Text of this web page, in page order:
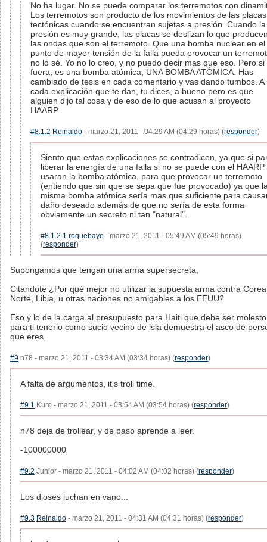
No ha lugar. No se puede comparar los terremotos con
Los terremotos son producto de los movimientos de las placas
tectónicas cuando se encuentran sujetas a presión. Cuando la
presión es muy grande, las placas se deslizan lo que
las ondas que son el terremoto. Que una bomba nuclear en el
punto de mayor tensión de la falla pueda provocar un
no lo sé. Yo no lo creo, y no puedo decir mas que eso. Pero si
fuera, es una bomba atómica, UNA BOMBA ATÓMICA. Has
cambiado de tesis en cada comentario y vas dando tumbos. A
cada explicación que te dan, tu dices, a bueno pero es que
alguien dijo tal cosa y de eso de lo que acusan al proyecto
HAARP.
#8.1.2 Reinaldo - marzo 21, 2011 - 04:29 AM (04:29 horas) (responder)
Siento que estas explicaciones se contradicen, ya que si
liberar la energía de una falla si no se puede con el HAARP
usaran la bomba atómica, para que provocar un terremoto
(entiendo que sin que se sepa que fue provocado) ya que
misma bomba atómica sería mas que suficiente para
daño deseado además de que no sería de esta forma
obviamente un secreto ni tan "natural".
#8.1.2.1 roquebaye - marzo 21, 2011 - 05:49 AM (05:49 horas)
(responder)
Supongamos que tengan una arma supersecreta,
Citandote ¿Por qué mejor no utilizar la supuesta arma contra
Norte, Libia, u otras naciones no amigables a los EEUU?
Eso y lo de la carga al presupuesto para Haiti que debe ser molesto
para ti tenerlo como sucio vecino de isla demuestra el asco de
que eres.
#9 n78 - marzo 21, 2011 - 03:34 AM (03:34 horas) (responder)
A falta de argumentos, it's troll time.
#9.1 Kuro - marzo 21, 2011 - 03:54 AM (03:54 horas) (responder)
n78 deja de trollear, y de paso aprende a leer.
-100000000
#9.2 Junior - marzo 21, 2011 - 04:02 AM (04:02 horas) (responder)
Los dioses luchan en vano...
#9.3 Reinaldo - marzo 21, 2011 - 04:31 AM (04:31 horas) (responder)